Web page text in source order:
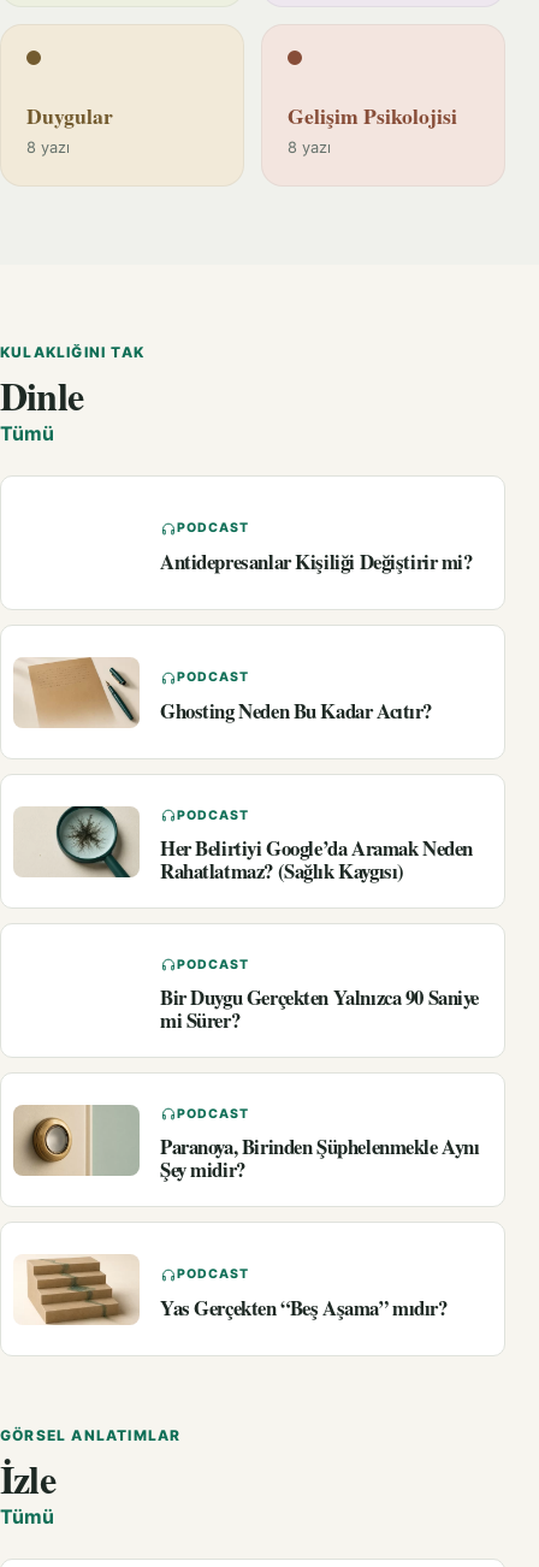
Duygular
8 yazı
Gelişim Psikolojisi
8 yazı
KULAKLIĞINI TAK
Dinle
Tümü
PODCAST
Antidepresanlar Kişiliği Değiştirir mi?
PODCAST
Ghosting Neden Bu Kadar Acıtır?
PODCAST
Her Belirtiyi Google’da Aramak Neden
Rahatlatmaz? (Sağlık Kaygısı)
PODCAST
Bir Duygu Gerçekten Yalnızca 90 Saniye
mi Sürer?
PODCAST
Paranoya, Birinden Şüphelenmekle Aynı
Şey midir?
PODCAST
Yas Gerçekten “Beş Aşama” mıdır?
GÖRSEL ANLATIMLAR
İzle
Tümü